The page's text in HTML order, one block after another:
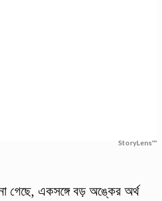
StoryLens™
গেছে, একসঙ্গে বড় অঙ্কের অর্থ